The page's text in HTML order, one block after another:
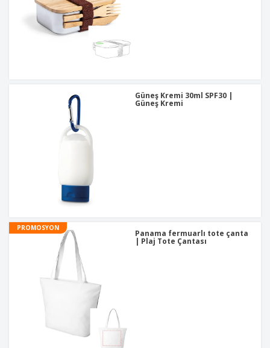
Güneş Kremi 30ml SPF30 |
Güneş Kremi
PROMOSYON
Panama fermuarlı tote çanta
| Plaj Tote Çantası